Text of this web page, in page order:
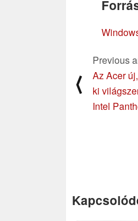
⟨
Previous
Az Acer
ki
Intel